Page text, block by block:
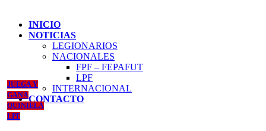
INICIO
NOTICIAS
LEGIONARIOS
NACIONALES
FPF – FEPAFUT
LPF
INTERNACIONAL
CONTACTO
JUEGA Y
GANA
QUINIELA
LPF